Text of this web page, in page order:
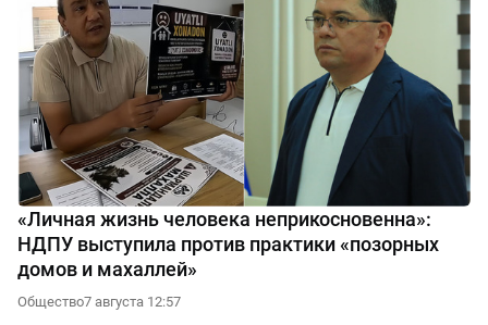
«Личная жизнь человека неприкосновенна»:
НДПУ выступила против практики «позорных
домов и махаллей»
Общество7 августа 12:57